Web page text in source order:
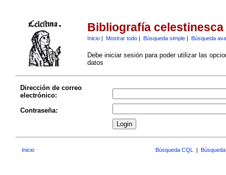
Bibliografía celestinesca
Inicio| Mostrar todo| Búsqueda simple| Búsqueda
Debe iniciar sesión para poder utilizar las
datos
Dirección de correo
electrónico:
Contraseña:
Inicio Búsqueda CQL |